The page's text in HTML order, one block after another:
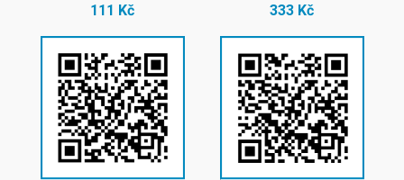
111 Kč 333 Kč